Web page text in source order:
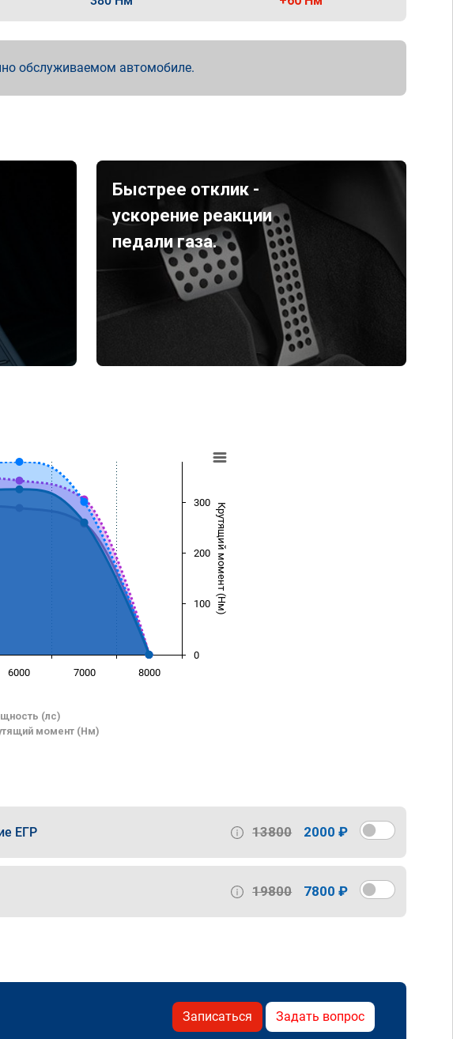
обслуживаемом автомобиле.
Быстрее отклик -
ускорение реакции
педали газа.
Крутящий момент (Нм)
(лс)
момент (Нм)
6000 7000 8000
0
100
200
300
ЕГР 13800 2000 ₽
19800 7800 ₽
Записаться Задать вопрос